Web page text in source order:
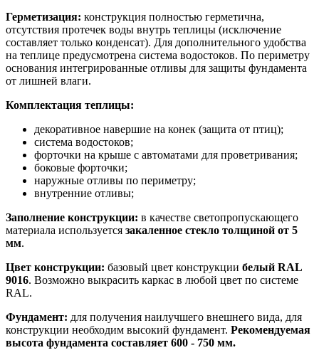
Герметизация: конструкция полностью герметична,
отсутствия протечек воды внутрь теплицы (исключение
составляет только конденсат). Для дополнительного удобства
на теплице предусмотрена система водостоков. По периметру
основания интегрированные отливы для защиты фундамента
от лишней влаги.
Комплектация теплицы:
декоративное навершие на конек (защита от птиц);
система водостоков;
форточки на крыше с автоматами для проветривания;
боковые форточки;
наружные отливы по периметру;
внутренние отливы;
Заполнение конструкции: в качестве светопропускающего
материала используется закаленное стекло толщиной от 5
мм.
Цвет конструкции: базовый цвет конструкции белый RAL
9016. Возможно выкрасить каркас в любой цвет по системе
RAL.
Фундамент: для получения наилучшего внешнего вида, для
конструкции необходим высокий фундамент. Рекомендуемая
высота фундамента составляет 600 - 750 мм.